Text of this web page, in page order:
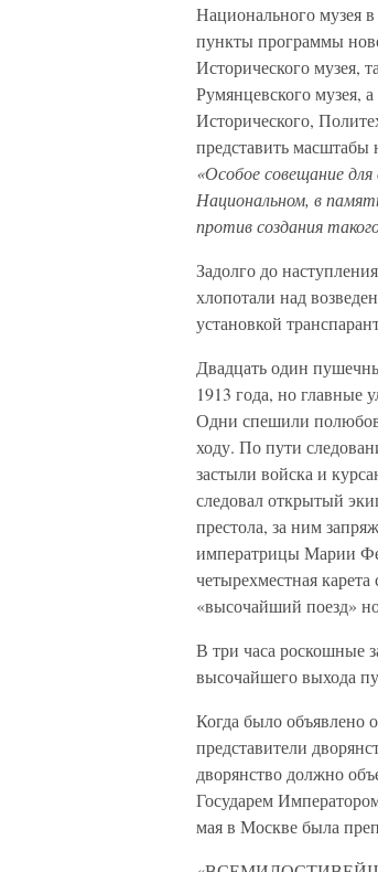
Национального музея
пункты программы
Исторического музея,
Румянцевского музея,
Исторического,
представить масштабы
«Особое совещание
Национальном, в
против создания
Задолго до
хлопотали над
установкой
Двадцать один
1913 года, но главные
Одни спешили
ходу. По пути
застыли войска и
следовал открытый
престола, за ним
императрицы Марии
четырехместная
«высочайший поезд»
В три часа роскошные
высочайшего выхода
Когда было объявлено
представители
дворянство должно
Государем
мая в Москве была